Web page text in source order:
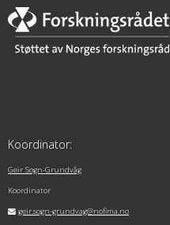
Koordinator:
Geir Sogn-Grundvåg
Koordinator
geir.sogn-grundvag@nofima.no